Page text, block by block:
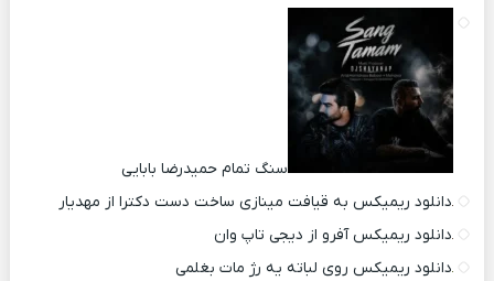
سنگ تمام حمیدرضا بابایی
دانلود ریمیکس به قیافت مینازی ساخت دست دکترا از مهدیار
دانلود ریمیکس آفرو از ديجی تاپ وان
دانلود ریمیکس روی لباته یه رژ مات بغلمی